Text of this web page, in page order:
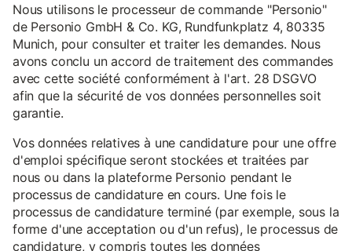
Nous utilisons le processeur de commande "Personio"
de Personio GmbH & Co. KG, Rundfunkplatz 4, 80335
Munich, pour consulter et traiter les demandes. Nous
avons conclu un accord de traitement des commandes
avec cette société conformément à l'art. 28 DSGVO
afin que la sécurité de vos données personnelles soit
garantie.
Vos données relatives à une candidature pour une offre
d'emploi spécifique seront stockées et traitées par
nous ou dans la plateforme Personio pendant le
processus de candidature en cours. Une fois le
processus de candidature terminé (par exemple, sous la
forme d'une acceptation ou d'un refus), le processus de
candidature, y compris toutes les données